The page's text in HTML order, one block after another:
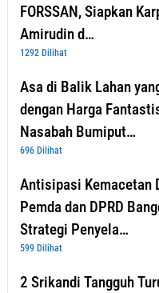
FORSSAN, Siapkan
Amirudin d…
1292 Dilihat
Asa di Balik Lahan
dengan Harga
Nasabah Bumiput…
696 Dilihat
Antisipasi Kemacetan
Pemda dan DPRD
Strategi Penyela…
599 Dilihat
2 Srikandi Tangguh